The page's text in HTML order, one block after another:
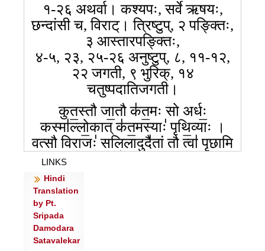
१-२६ अथर्वा। कश्यपः, सर्वे ऋषयः,
छन्दांसी च, विराट्। त्रिष्टुप्, २ पङ्क्तिः,
३ आस्तारपङ्क्तिः,
४-५, २३, २५-२६ अनुष्टुप्, ८, ११-१२,
२२ जगती, ९ भुरिक्, १४
चतुष्पदातिजगती।
कुत॒स्तौ जा॒तौ क॑त॒मः सो अर्धः॒
कस्मा॑ल्लो॒कात् क॑त॒मस्याः॑ पृथि॒व्याः ।
व॒त्सौ वि॒राजः॑ सलि॒लादुदै॑तां॒ तौ त्वा॑ पृछामि
यो अक्र॑न्दयत् सलि॒लं म॑हि॒त्वा योनिं॑ कृ॒त्वा
व॒त्सः का॑म॒दुघो॑ वि॒राजः॒ स गुहा॑ चक्रे
यानि॒ त्रीणि॑ बृ॒हन्ति॑ येषां॑ चतु॒र्थं वि॑यु॒नक्ति॒
LINKS
Hindi
Translation
by Pt.
Sripada
Damodara
Satavalekar